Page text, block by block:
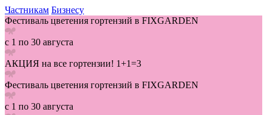
Частникам Бизнесу
Фестиваль цветения гортензий в FIXGARDEN
с 1 по 30 августа
АКЦИЯ на все гортензии! 1+1=3
Фестиваль цветения гортензий в FIXGARDEN
с 1 по 30 августа